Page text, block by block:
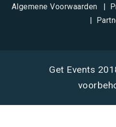
Algemene Voorwaarden
Get Events